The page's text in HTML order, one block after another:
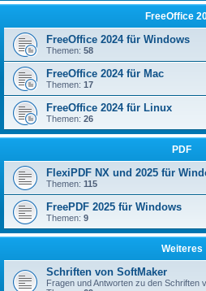
FreeOffice
FreeOffice 2024 für Windows
Themen: 58
FreeOffice 2024 für Mac
Themen: 17
FreeOffice 2024 für Linux
Themen: 26
PDF
FlexiPDF NX und 2025 für
Themen: 115
FreePDF 2025 für Windows
Themen: 9
Weiteres
Schriften von SoftMaker
Fragen und Antworten zu den Schriften